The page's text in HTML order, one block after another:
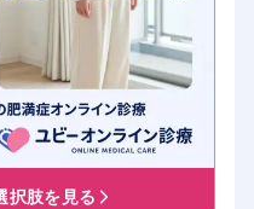
択肢を見る